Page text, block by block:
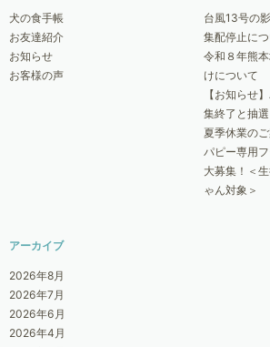
犬の食手帳
お友達紹介
お知らせ
お客様の声
台風13号の
集配停止に
令和８年熊
けについて
【お知らせ
集終了と抽
夏季休業の
パピー専用
大募集！＜
ゃん対象＞
アーカイブ
2026年8月
2026年7月
2026年6月
2026年4月